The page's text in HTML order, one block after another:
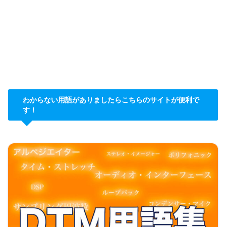
わからない用語がありましたらこちらのサイトが便利で
す！